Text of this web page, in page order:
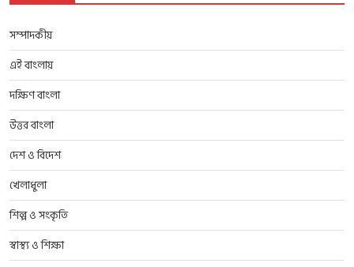
সম্পাদকীয়
এই বাংলায়
দক্ষিণ বাংলা
উত্তর বাংলা
দেশ ও বিদেশ
খেলাধুলা
শিল্প ও সংকৃতি
স্বাস্থ্য ও শিক্ষা